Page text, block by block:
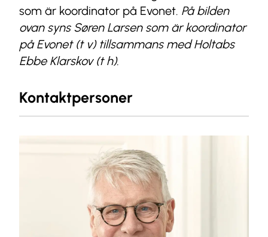
som är koordinator på Evonet. På bilden
ovan syns Søren Larsen som är koordinator
på Evonet (t v) tillsammans med Holtabs
Ebbe Klarskov (t h).
Kontaktpersoner